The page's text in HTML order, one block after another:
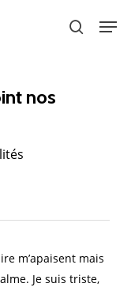
search
nos
m’apaisent mais
Je suis triste,